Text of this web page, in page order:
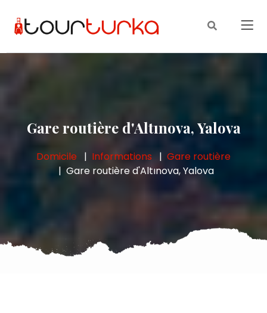
Gare routière d'Altınova, Yalova
Domicile Informations
Gare routière
Gare routière d'Altınova, Yalova